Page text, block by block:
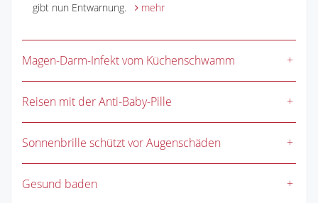
gibt nun Entwarnung.
mehr
Magen-Darm-Infekt vom Küchenschwamm
Reisen mit der Anti-Baby-Pille
Sonnenbrille schützt vor Augenschäden
Gesund baden